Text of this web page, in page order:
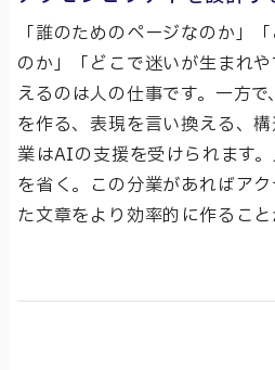
「誰のためのページなのか」
のか」「どこで迷いが生まれ
えるのは人の仕事です。一方
を作る、表現を言い換える、
業はAIの支援を受けられます
を省く。この分業があればア
た文章をより効率的に作ること